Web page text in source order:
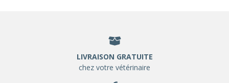
LIVRAISON GRATUITE
chez votre vétérinaire